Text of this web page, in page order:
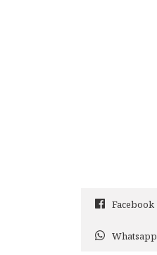
Facebook
Whatsapp